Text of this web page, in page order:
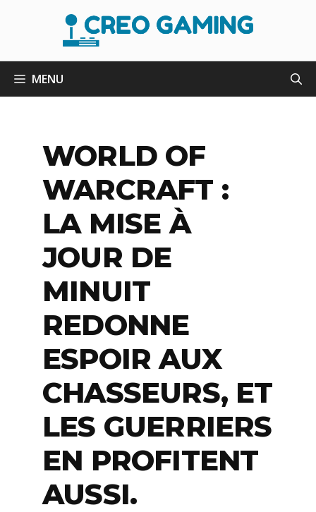
MENU
WORLD OF
WARCRAFT :
LA MISE À
JOUR DE
MINUIT
REDONNE
ESPOIR AUX
CHASSEURS, ET
LES GUERRIERS
EN PROFITENT
AUSSI.